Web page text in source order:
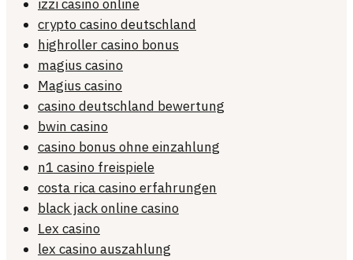
izzi casino online
crypto casino deutschland
highroller casino bonus
magius casino
Magius casino
casino deutschland bewertung
bwin casino
casino bonus ohne einzahlung
n1 casino freispiele
costa rica casino erfahrungen
black jack online casino
Lex casino
lex casino auszahlung